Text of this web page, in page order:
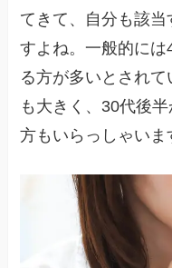
てきて、自分も該当
すよね。一般的に
る方が多いとされ
も大きく、30代後
方もいらっしゃいま